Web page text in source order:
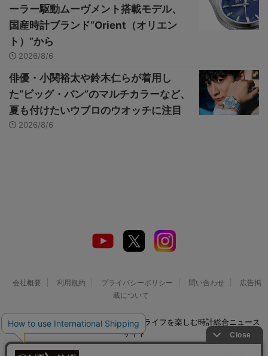
ーラー駆動ムーヴメント搭載モデル、
国産時計ブランド“Orient（オリエン
ト）”から
2026/8/6
俳優・小関裕太や鈴木仁らが着用し
た“ビッグ・バン”のマルチカラーなど、
夏も付けたいウブロのウオッチに注目
2026/8/6
会社概要 利用規約 プライバシーポリシー 問い合わせ
広告掲
載について
© 2026 Watch LIFE NEWS｜ウオッチライフを楽しむ時計総合ニュース
サイト